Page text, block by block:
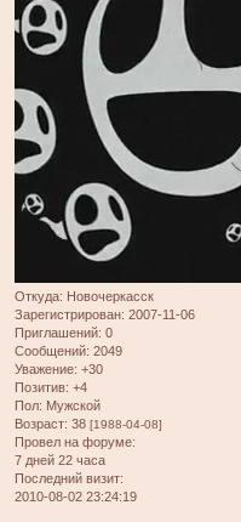
Откуда: Новочеркасск
Зарегистрирован: 2007-11-06
Приглашений: 0
Сообщений: 2049
Уважение: +30
Позитив: +4
Пол: Мужской
Возраст: 38 [1988-04-08]
Провел на форуме:
7 дней 22 часа
Последний визит:
2010-08-02 23:24:19